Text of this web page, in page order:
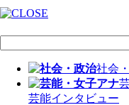
社会
芸能インタビュー